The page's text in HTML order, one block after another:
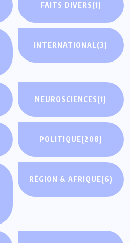
FAITS DIVERS(1)
INTERNATIONAL(3)
NEUROSCIENCES(1)
POLITIQUE(208)
RÉGION & AFRIQUE(6)